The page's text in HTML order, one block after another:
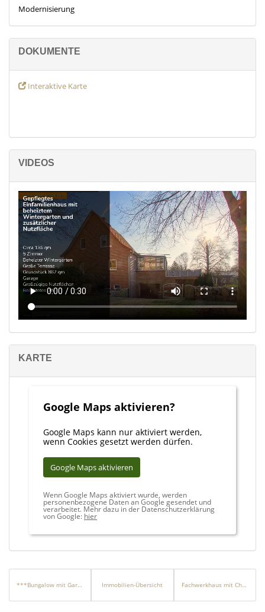
Modernisierung
DOKUMENTE
Interaktive Karte
VIDEOS
KARTE
Google Maps aktivieren?
Google Maps kann nur aktiviert werden,
wenn Cookies gesetzt werden dürfen.
Google Maps aktivieren
Wenn Google Maps aktiviert wurde, werden
personenbezogene Daten an Google gesendet und
verarbeitet. Mehr dazu in der Datenschutzerklärung
von Google: hier
***Bungalow mit Garten und viel Gestaltungspotential in ruhiger Lage*** Immobilien-Übersicht Fachwerkhaus mit Charme